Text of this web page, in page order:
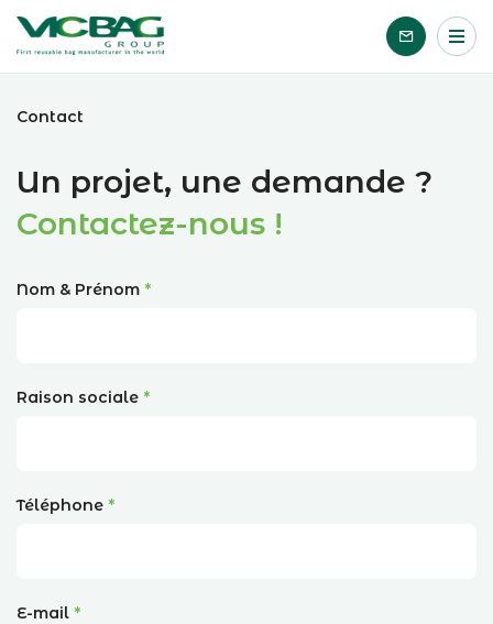
Accueil
Contact
Un projet, une demande ?
Contactez-nous !
Nom & Prénom
Raison sociale
Téléphone
E-mail